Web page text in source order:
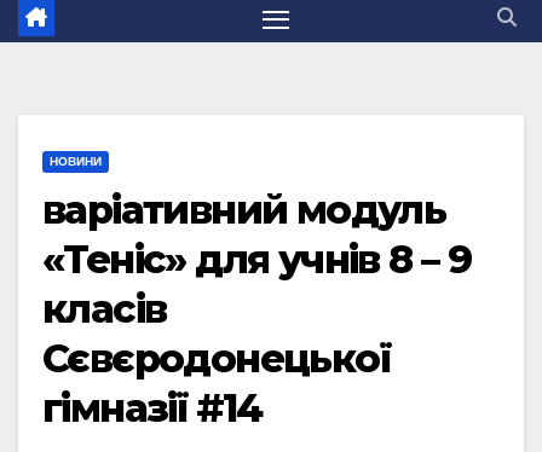
НОВИНИ
варіативний модуль
«Теніс» для учнів 8 – 9
класів
Сєвєродонецької
гімназії #14